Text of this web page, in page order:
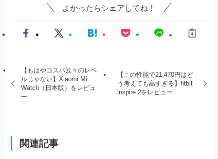
よかったらシェアしてね！
【もはやコスパ云々のレベ
ルじゃない】Xiaomi Mi
Watch（日本版）をレビュ
ー
【この性能で21,470円はど
う考えても高すぎる】fitbit
inspire 2をレビュー
関連記事